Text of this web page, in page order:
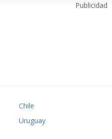
Publicidad
Chile
Uruguay